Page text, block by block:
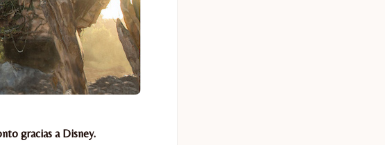
gracias a Disney.